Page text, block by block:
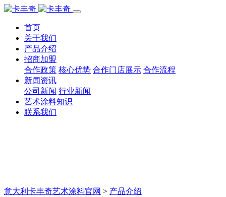
首页
关于我们
产品介绍
招商加盟
合作政策 核心优势 合作门店展示 合作流程
新闻资讯
公司新闻 行业新闻
艺术涂料知识
联系我们
意大利卡丰奇艺术涂料官网 > 产品介绍